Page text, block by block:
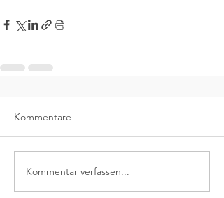
Kommentare
Kommentar verfassen...